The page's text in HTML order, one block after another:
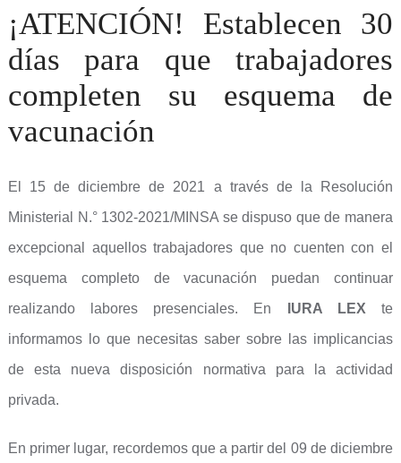
¡ATENCIÓN! Establecen 30
días para que trabajadores
completen su esquema de
vacunación
El 15 de diciembre de 2021 a través de la Resolución
Ministerial N.° 1302-2021/MINSA se dispuso que de manera
excepcional aquellos trabajadores que no cuenten con el
esquema completo de vacunación puedan continuar
realizando labores presenciales. En
IURA LEX te
informamos lo que necesitas saber sobre las implicancias
de esta nueva disposición normativa para la actividad
privada.
En primer lugar, recordemos que a partir del 09 de diciembre